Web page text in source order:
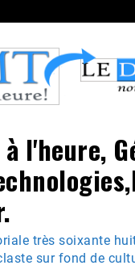
à l'heure,
très soixante
sur fond de